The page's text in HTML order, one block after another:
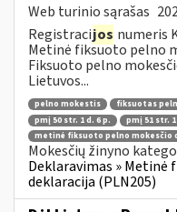
Web turinio sąrašas
Registracijos numeris
Metinė fiksuoto pelno
Fiksuoto pelno
Lietuvos...
pelno mokestis fiksuotas
pmį 50 str. 1 d. 6 p.
pmį 51 str. 1
metinė fiksuoto pelno mokesčio
Mokesčių žinyno
Deklaravimas »
deklaracija (PLN205)